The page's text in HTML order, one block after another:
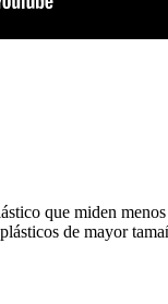
que miden
de mayor